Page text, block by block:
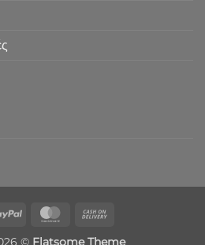
PayPal MasterCard
© Flatsome Theme